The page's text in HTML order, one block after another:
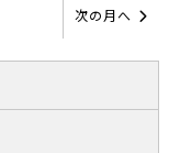
次の月へ